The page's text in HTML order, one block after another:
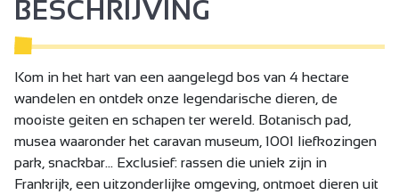
BESCHRIJVING
Kom in het hart van een aangelegd bos van 4 hectare
wandelen en ontdek onze legendarische dieren, de
mooiste geiten en schapen ter wereld. Botanisch pad,
musea waaronder het caravan museum, 1001 liefkozingen
park, snackbar... Exclusief: rassen die uniek zijn in
Frankrijk, een uitzonderlijke omgeving, ontmoet dieren uit